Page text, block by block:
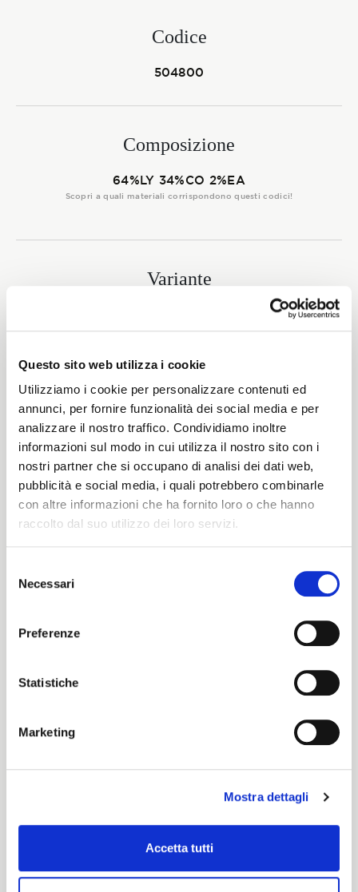
Questo sito web utilizza i cookie
Utilizziamo i cookie per personalizzare contenuti ed
annunci, per fornire funzionalità dei social media e per
analizzare il nostro traffico. Condividiamo inoltre
informazioni sul modo in cui utilizza il nostro sito con i
nostri partner che si occupano di analisi dei dati web,
pubblicità e social media, i quali potrebbero combinarle
con altre informazioni che ha fornito loro o che hanno
raccolto dal suo utilizzo dei loro servizi.
delNecessari
Preferenze
Statistiche
Marketing
Mostra dettagli
Accetta tutti
Codice
504800
Composizione
64%LY 34%CO 2%EA
Scopri a quali materiali corrispondono questi codici!
Variante
Peso
420 G/MLIN
Altezza
146/150CM